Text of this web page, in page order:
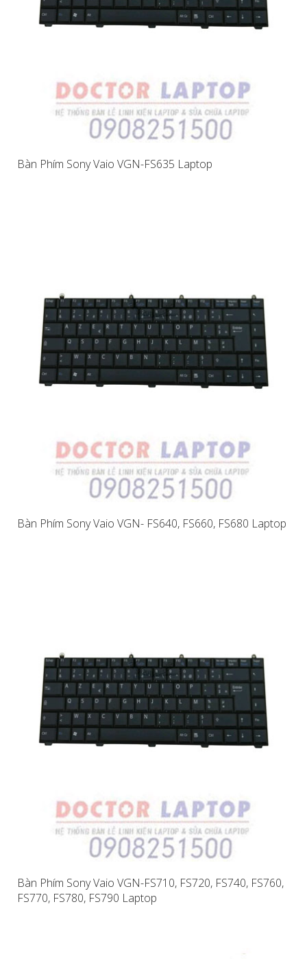
Bàn Phím Sony Vaio VGN-FS635 Laptop
Bàn Phím Sony Vaio VGN- FS640, FS660, FS680 Laptop
Bàn Phím Sony Vaio VGN-FS710, FS720, FS740, FS760,
FS770, FS780, FS790 Laptop